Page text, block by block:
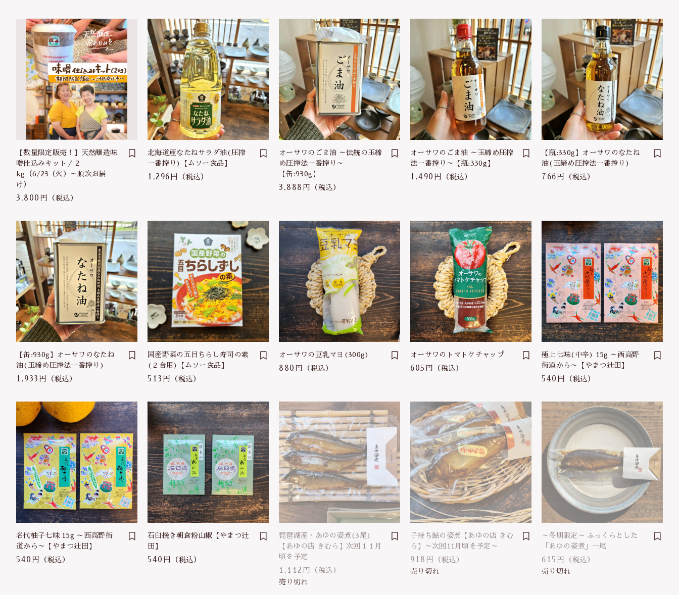
【数量限定販売！】天然醸造味
噌仕込みキット／２
kg（6/23（火）～順次お届
け）
3,800円 （税込）
北海道産なたねサラダ油(圧搾
一番搾り)【ムソー食品】
1,296円 （税込）
オーサワのごま油 ～伝統の玉締
め圧搾法一番搾り～
【缶:930g】
3,888円 （税込）
オーサワのごま油 ～玉締め圧搾
法一番搾り～【瓶:330g】
1,490円 （税込）
【瓶:330g】オーサワのなたね
油(玉締め圧搾法一番搾り)
766円 （税込）
【缶:930g】オーサワのなたね
油(玉締め圧搾法一番搾り)
1,933円 （税込）
国産野菜の五目ちらし寿司の素
(２合用)【ムソー食品】
513円 （税込）
オーサワの豆乳マヨ(300g)
880円 （税込）
オーサワのトマトケチャップ
605円 （税込）
極上七味(中辛) 15g ～西高野
街道から～【やまつ辻田】
540円 （税込）
名代柚子七味 15g ～西高野街
道から～【やまつ辻田】
540円 （税込）
石臼挽き朝倉粉山椒【やまつ辻
田】
540円 （税込）
琵琶湖産・あゆの姿煮(3尾)
【あゆの店 きむら】次回１１月
頃を予定
1,112円 （税込）
子持ち鮎の姿煮【あゆの店 きむ
ら】～次回11月頃を予定～
918円 （税込）
～冬期限定～ ふっくらとした
「あゆの姿煮」一尾
615円 （税込）